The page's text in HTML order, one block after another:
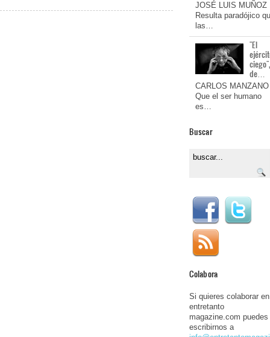
JOSÉ LUIS MUÑOZ
Resulta paradójico
las…
"El
de…
CARLOS MANZANO
Que el ser humano
es…
Buscar
Colabora
Si quieres colaborar en
entretanto
magazine.com puedes
escribirnos a